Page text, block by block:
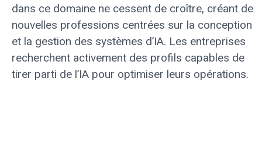
dans ce domaine ne cessent de croître, créant de
nouvelles professions centrées sur la conception
et la gestion des systèmes d’IA. Les entreprises
recherchent activement des profils capables de
tirer parti de l’IA pour optimiser leurs opérations.